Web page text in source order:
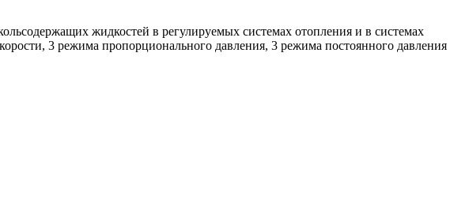
жидкостей в регулируемых системах отопления и в системах
3 режима пропорционального давления, 3 режима постоянного давления